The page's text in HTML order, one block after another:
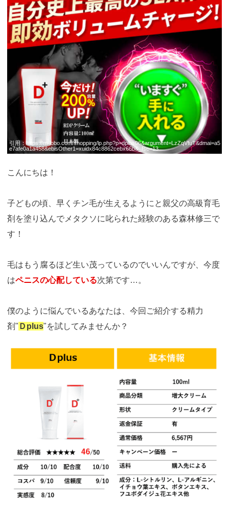
_site=67781&_article=17998
引用：https://m-lobo.com/shopping/lp.php?p=dplus06&argument=LzZqVfuT&dmai=a5
e7afe0a1a458&ebisOther1=xuidx84c8862cebx66b&_fsc=13
こんにちは！
子どもの頃、早くチン毛が生えるようにと親父の高級育毛
剤を塗り込んでメタクソに叱られた経験のある森林修三で
す！
毛はもう腐るほど生い茂っているのでいいんですが、今度
はペニスの心配している次第です…。
僕のように悩んでいるあなたは、今回ご紹介する精力
剤" Ｄplus"を試してみませんか？